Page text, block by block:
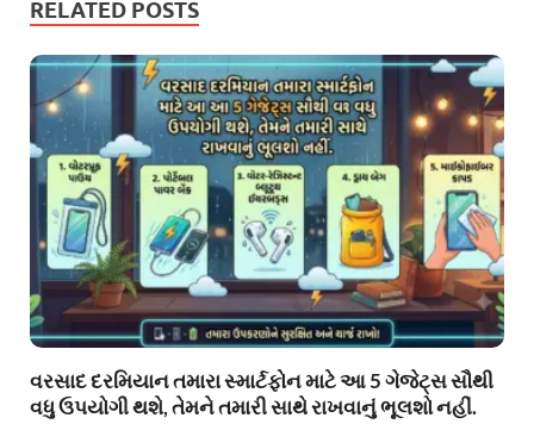
RELATED POSTS
વરસાદ દરમિયાન તમારા સ્માર્ટફોન માટે આ 5 ગેજેટ્સ સૌથી
વધુ ઉપયોગી થશે, તેમને તમારી સાથે રાખવાનું ભૂલશો નહીં.